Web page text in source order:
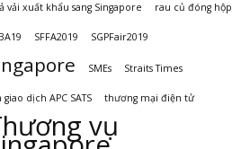
vải xuất khẩu sang Singapore rau củ đóng hộp
SFFA2019 SGPFair2019
SMEs Straits Times
giao dịch APC SATS thương mại điện tử
vụ